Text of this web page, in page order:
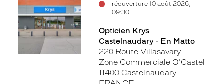
réouverture 10 août 2026,
09:30
la
fiche
Opticien Krys
Castelnaudary - En Matto
220 Route Villasavary
Zone Commerciale O'Castel
11400 Castelnaudary